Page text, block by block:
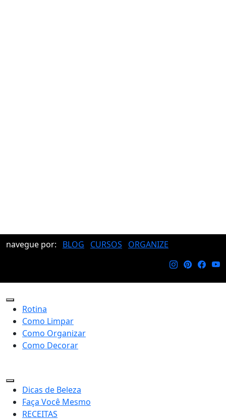
navegue por: BLOG CURSOS ORGANIZE
Rotina
Como Limpar
Como Organizar
Como Decorar
Dicas de Beleza
Faça Você Mesmo
RECEITAS